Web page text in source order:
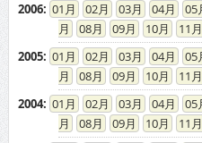
2006: 01 02 03 04 05
08
09 10 11
2005: 01 02 03 04 05
08
09 10 11
2004: 01 02 03 04 05
08
09 10 11